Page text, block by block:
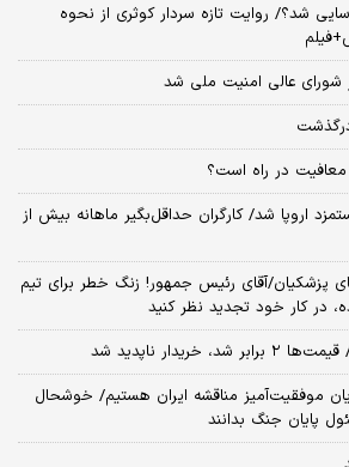
شد؟/ روایت تازه سردار کوثری از نحوه
عالی امنیت ملی شد
معافیت در راه است؟
اروپا شد/ کارگران حداقل‌بگیر ماهانه بیش از
پزشکیان/آقای رئیس جمهور! زنگ خطر برای تیم
در کار خود تجدید نظر کنید
ناپدید شد
موفقیت‌آمیز مناقشه ایران هستیم/ خوشحال
پایان جنگ بدانند